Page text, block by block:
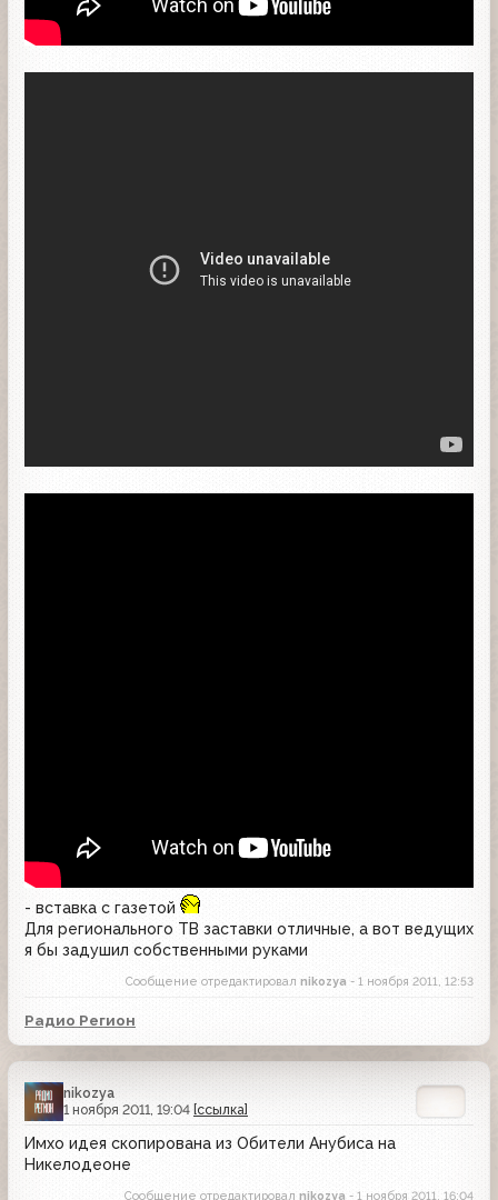
- вставка с газетой
Для регионального ТВ заставки отличные, а вот ведущих
я бы задушил собственными руками
Сообщение отредактировал nikozya - 1 ноября 2011, 12:53
Радио Регион
nikozya
1 ноября 2011, 19:04 [ссылка]
Имхо идея скопирована из Обители Анубиса на
Никелодеоне
Сообщение отредактировал nikozya - 1 ноября 2011, 16:04